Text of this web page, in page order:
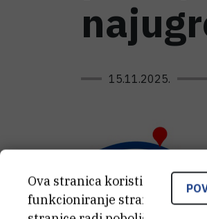
15.11.2025.
Ova stranica koristi kolačiće.
funkcioniranje stranice, dok